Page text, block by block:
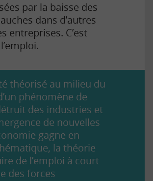
par la baisse des
dans d’autres
entreprises. C’est
théorisé au milieu du
phénomène de
des industries et
de nouvelles
gagne en
la théorie
de l’emploi à court
des forces